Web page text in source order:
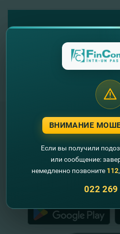
Схемы
Республики
ВНИМАНИЕ
Если вы получили
или сообщение:
немедленно позвоните 112
022 269